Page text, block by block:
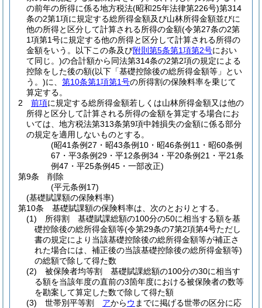
の前年の所得に係る地方税法(昭和25年法律第226号)第314
条の2第1項に規定する総所得金額及び山林所得金額並びに
他の所得と区分して計算される所得の金額(令第27条の2第
1項第1号に規定する他の所得と区分して計算される所得の
金額をいう。以下この条及び附則第5条第1項第2号におい
て同じ。)の合計額から同法第314条の2第2項の規定による
控除をした後の額(以下「基礎控除後の総所得金額等」とい
う。)に、 第10条第1項第1号の所得割の保険料率を乗じて
算定する。
2
前項に規定する総所得金額若しくは山林所得金額又は他の
所得と区分して計算される所得の金額を算定する場合にお
いては、地方税法第313条第9項中雑損失の金額に係る部分
の規定を適用しないものとする。
(昭41条例27・昭43条例10・昭46条例11・昭60条例
67・平3条例29・平12条例34・平20条例21・平21条
例47・平25条例45・一部改正)
第9条
削除
(平元条例17)
(基礎賦課額の保険料率)
第10条
基礎賦課額の保険料率は、次のとおりとする。
(1)
所得割 基礎賦課総額の100分の50に相当する額を基
礎控除後の総所得金額等(令第29条の7第2項第4号ただし
書の規定により当該基礎控除後の総所得金額等が補正さ
れた場合には、補正後の当該基礎控除後の総所得金額等)
の総額で除して得た数
(2)
被保険者均等割 基礎賦課総額の100分の30に相当す
る額を当該年度の直前の3箇年度における被保険者の数等
を勘案して算定した数で除して得た額
(3)
世帯別平等割 アからウ までに掲げる世帯の区分に応